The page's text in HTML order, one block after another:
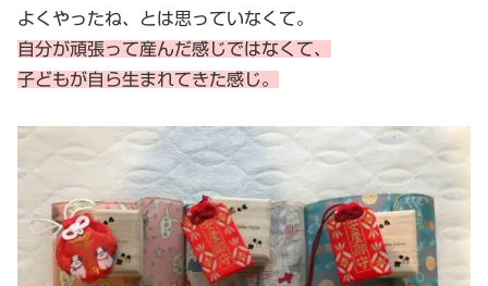
よくやったね、とは思っていなくて。
自分が頑張って産んだ感じではなくて、
子どもが自ら生まれてきた感じ。